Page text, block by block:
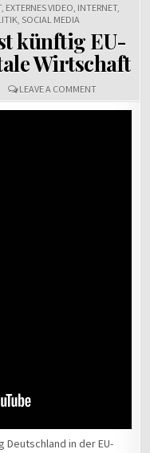
, EXTERNES VIDEO INTERNET,
SOCIAL MEDIA
künftig EU-
Wirtschaft
LEAVE A COMMENTON
GÜNTHER
OETTINGER
Deutschland in der EU-